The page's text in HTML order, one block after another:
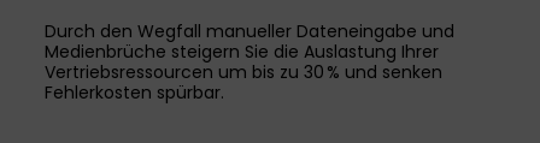
Durch den Wegfall manueller Dateneingabe und
Medienbrüche steigern Sie die Auslastung Ihrer
Vertriebsressourcen um bis zu 30 % und senken
Fehlerkosten spürbar.